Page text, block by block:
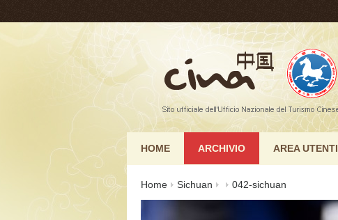
HOME ARCHIVIO AREA UTENTI
Home Sichuan 042-sichuan